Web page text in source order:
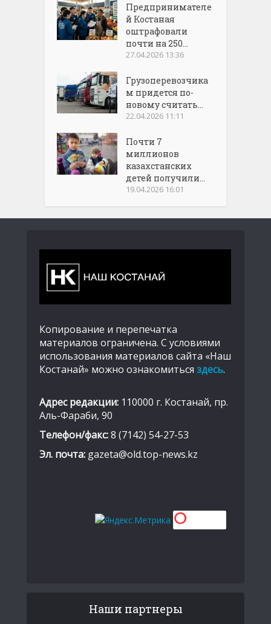
Предпринимателе
й Костаная
оштрафовали
почти на 250...
27.04.2026 13:36
Грузоперевозчика
м придется по-
новому считать...
22.04.2026 11:11
Почти 7
миллионов
казахстанских
детей получили...
19.04.2026 16:01
Копирование и перепечатка
материалов ограничена. С условиями
использования материалов сайта «Наш
Костанай» можно ознакомиться здесь.
Адрес редакции: 110000 г. Костанай, пр.
Аль-Фараби, 90
Телефон/факс:8 (7142) 54-27-53
Эл. почта: gazeta@old.top-news.kz
Наши партнеры